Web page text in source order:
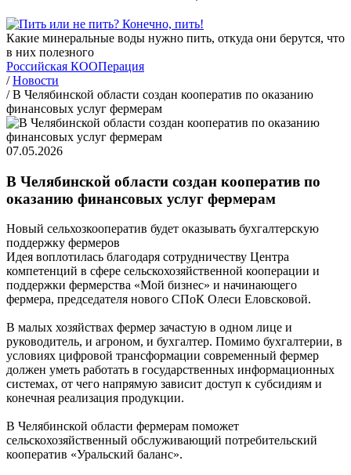
Какие минеральные воды нужно пить, откуда они берутся, что
в них полезного
Российская КООПерация
/ Новости
/ В Челябинской области создан кооператив по оказанию
финансовых услуг фермерам
07.05.2026
В Челябинской области создан кооператив по
оказанию финансовых услуг фермерам
Новый сельхозкооператив будет оказывать бухгалтерскую
поддержку фермеров
Идея воплотилась благодаря сотрудничеству Центра
компетенций в сфере сельскохозяйственной кооперации и
поддержки фермерства «Мой бизнес» и начинающего
фермера, председателя нового СПоК Олеси Еловсковой.
В малых хозяйствах фермер зачастую в одном лице и
руководитель, и агроном, и бухгалтер. Помимо бухгалтерии, в
условиях цифровой трансформации современный фермер
должен уметь работать в государственных информационных
системах, от чего напрямую зависит доступ к субсидиям и
конечная реализация продукции.
В Челябинской области фермерам поможет
сельскохозяйственный обслуживающий потребительский
кооператив «Уральский баланс».